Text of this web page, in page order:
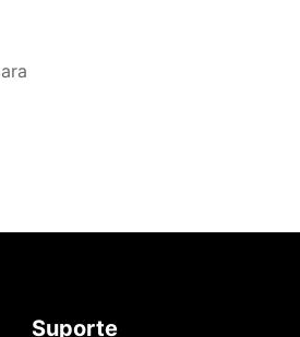
Suporte